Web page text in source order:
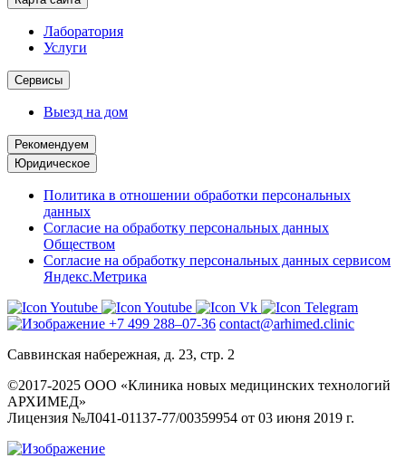
Лаборатория
Услуги
Сервисы
Выезд на дом
Рекомендуем
Юридическое
Политика в отношении обработки персональных
данных
Согласие на обработку персональных данных
Обществом
Согласие на обработку персональных данных сервисом
Яндекс.Метрика
+7 499 288–07-36 contact@arhimed.clinic
Саввинская набережная, д. 23, стр. 2
©2017-2025 ООО «Клиника новых медицинских технологий
АРХИМЕД»
Лицензия №Л041-01137-77/00359954 от 03 июня 2019 г.